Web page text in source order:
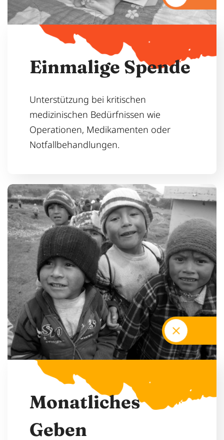
Einmalige Spende
Unterstützung bei kritischen
medizinischen Bedürfnissen wie
Operationen, Medikamenten oder
Notfallbehandlungen.
Monatliches
Geben